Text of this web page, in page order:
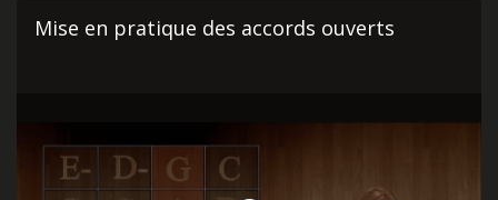
Mise en pratique des accords ouverts